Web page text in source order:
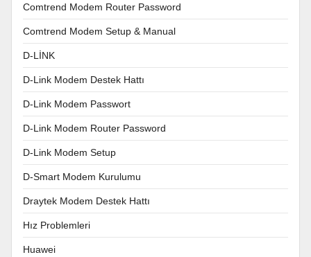
Comtrend Modem Router Password
Comtrend Modem Setup & Manual
D-LİNK
D-Link Modem Destek Hattı
D-Link Modem Passwort
D-Link Modem Router Password
D-Link Modem Setup
D-Smart Modem Kurulumu
Draytek Modem Destek Hattı
Hız Problemleri
Huawei